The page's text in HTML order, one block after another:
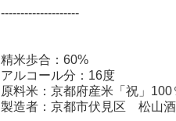
--------------------
精米歩合：60%
アルコール分：16度
原料米：京都府産米「祝」100
製造者：京都市伏見区 松山